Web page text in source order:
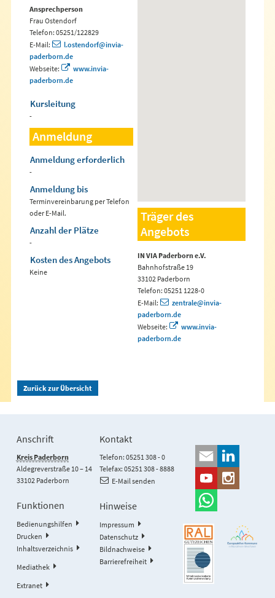
Ansprechperson
Frau Ostendorf
Telefon: 05251/122829
E-Mail:
l.ostendorf@invia-
paderborn.de
Webseite:
www.invia-
paderborn.de
Kursleitung
-
Anmeldung
Anmeldung erforderlich
-
Anmeldung bis
Terminvereinbarung per Telefon
oder E-Mail.
Anzahl der Plätze
-
Kosten des Angebots
Keine
Träger des
Angebots
IN VIA Paderborn e.V.
Bahnhofstraße 19
33102 Paderborn
Telefon: 05251 1228-0
E-Mail:
zentrale@invia-
paderborn.de
Webseite:
www.invia-
paderborn.de
Zurück zur Übersicht
Anschrift
Kreis Paderborn
Aldegreverstraße 10 – 14
33102 Paderborn
Kontakt
Telefon: 05251 308 - 0
Telefax: 05251 308 - 8888
E-Mail senden
Funktionen
Bedienungshilfen
Drucken
Inhaltsverzeichnis
Mediathek
Extranet
Hinweise
Impressum
Datenschutz
Bildnachweise
Barrierefreiheit